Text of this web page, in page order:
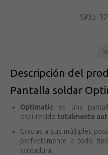
SKU:
Descripción del
Pantalla soldar
Optimatic es una
oscurecido totalmente
Gracias a sus múltiples
perfectamente a todo
soldadura.